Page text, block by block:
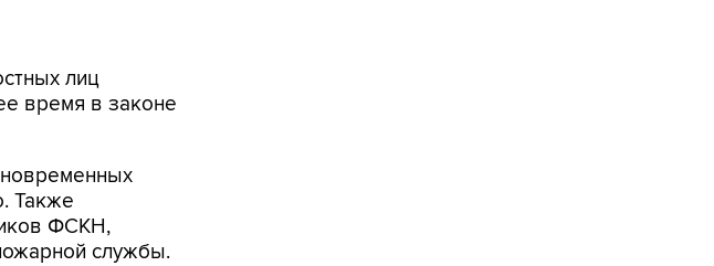
лиц
время в законе
Также
ФСКН,
службы.